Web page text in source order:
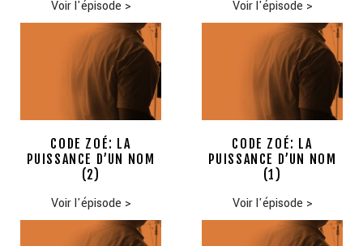
Voir l'épisode > Voir l'épisode >
CODE ZOÉ: LA
PUISSANCE D’UN NOM
(2)
Voir l'épisode >
CODE ZOÉ: LA
PUISSANCE D’UN NOM
(1)
Voir l'épisode >